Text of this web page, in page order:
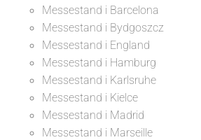
Messestand i Barcelona
Messestand i Bydgoszcz
Messestand i England
Messestand i Hamburg
Messestand i Karlsruhe
Messestand i Kielce
Messestand i Madrid
Messestand i Marseille